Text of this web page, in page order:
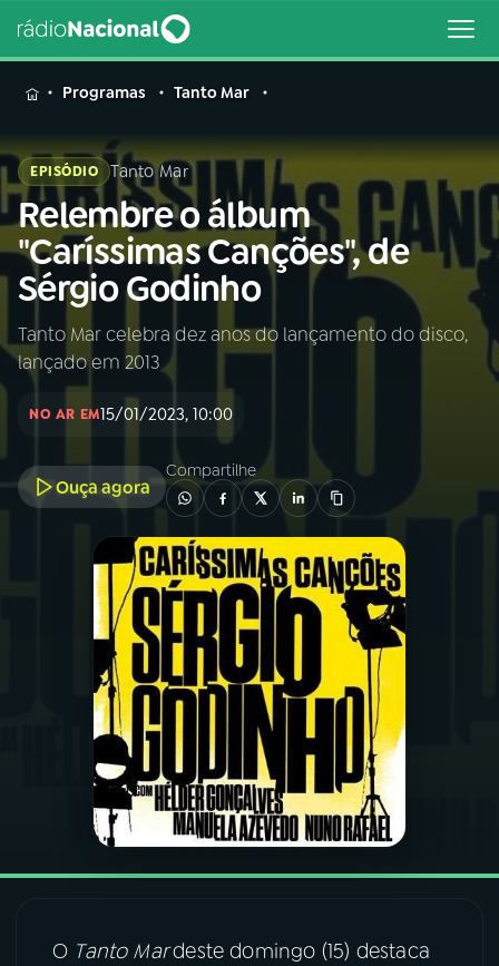
MENU
Buscar
na
Rádio
Nacional
Buscar
AO VIVO
INÍCIO
A RÁDIO
PROGRAMAÇÃO
PROGRAMAS
PODCASTS
VIDEOCASTS
ÚLTIMAS
Programas Tanto Mar
EPISÓDIO Tanto Mar
Relembre o álbum
"Caríssimas Canções", de
Sérgio Godinho
Tanto Mar celebra dez anos do lançamento do disco,
lançado em 2013
NO AR EM15/01/2023, 10:00
Ouça agora
Compartilhe
O Tanto Mardeste domingo (15) destaca